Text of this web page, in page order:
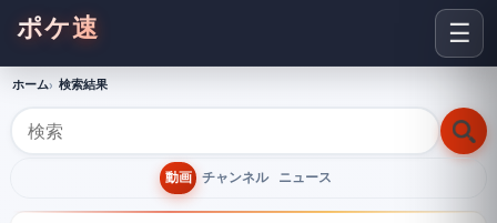
☰
ポケ速
ホーム 検索結果
動画 チャンネル ニュース